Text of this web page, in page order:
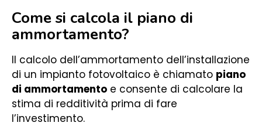
Come si calcola il piano di
ammortamento?
Il calcolo dell’ammortamento dell’installazione
di un impianto fotovoltaico è chiamato piano
di ammortamento e consente di calcolare la
stima di redditività prima di fare
l’investimento.